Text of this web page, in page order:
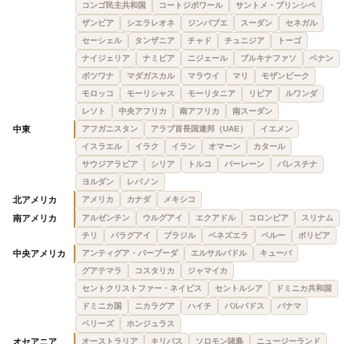
コンゴ民主共和国
コートジボワール
サントメ・プリンシペ
ザンビア
シエラレオネ ジンバブエ スーダン
セネガル
セーシェル
タンザニア チャド チュニジア
トーゴ
ナイジェリア
ナミビア ニジェール ブルキナファソ
ベナン
ボツワナ
マダガスカル マラウイ マリ
モザンビーク
モロッコ
モーリシャス モーリタニア リビア
ルワンダ
レソト
中央アフリカ 南アフリカ 南スーダン
中東 アフガニスタン アラブ首長国連邦（UAE）
イエメン
イスラエル
イラク イラン オマーン
カタール
サウジアラビア
シリア トルコ バーレーン
パレスチナ
ヨルダン
レバノン
北アメリカ アメリカ カナダ メキシコ
南アメリカ アルゼンチン ウルグアイ エクアドル コロンビア
スリナム
チリ
パラグアイ ブラジル ベネズエラ ペルー ボリビア
中央アメリカ アンティグア・バーブーダ エルサルバドル
キューバ
グアテマラ
コスタリカ
ジャマイカ
セントクリストファー・ネイビス
セントルシア
ドミニカ共和国
ドミニカ国
ニカラグア ハイチ バルバドス
パナマ
ベリーズ
ホンジュラス
オセアニア オーストラリア キリバス ソロモン諸島 ニュージーランド